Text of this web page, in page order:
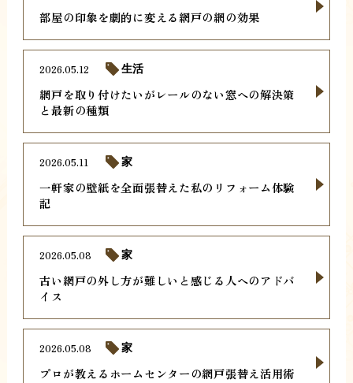
部屋の印象を劇的に変える網戸の網の効果
網戸を取り付けたいがレールのない窓への解決策
と最新の種類
2026.05.12 生活
一軒家の壁紙を全面張替えた私のリフォーム体験
記
2026.05.11 家
古い網戸の外し方が難しいと感じる人へのアドバ
イス
2026.05.08 家
プロが教えるホームセンターの網戸張替え活用術
2026.05.08 家